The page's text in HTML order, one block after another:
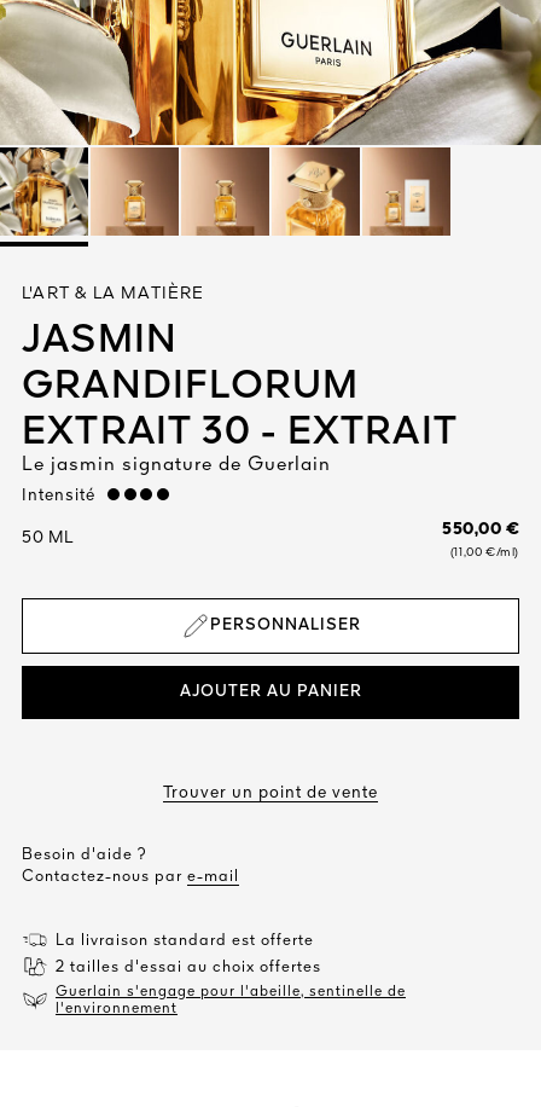
Tout voir
L'ART & LA MATIÈRE
JASMIN
GRANDIFLORUM
EXTRAIT 30 - EXTRAIT
Le jasmin signature de Guerlain
Intensité strong
50 ML 550,00 €
(11,00 €/ml)
PERSONNALISER
AJOUTER AU PANIER
Trouver un point de vente
Besoin d'aide ?
Contactez-nous par e-mail
La livraison standard est offerte
2 tailles d'essai au choix offertes
Guerlain s'engage pour l'abeille, sentinelle de
l'environnement